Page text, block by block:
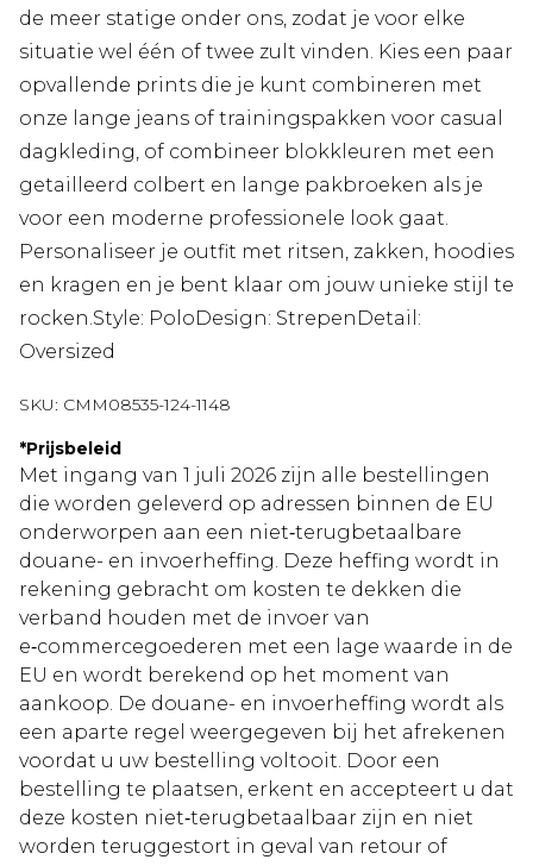
de meer statige onder ons, zodat je voor elke
situatie wel één of twee zult vinden. Kies een paar
opvallende prints die je kunt combineren met
onze lange jeans of trainingspakken voor casual
dagkleding, of combineer blokkleuren met een
getailleerd colbert en lange pakbroeken als je
voor een moderne professionele look gaat.
Personaliseer je outfit met ritsen, zakken, hoodies
en kragen en je bent klaar om jouw unieke stijl te
rocken.Style: PoloDesign: StrepenDetail:
Oversized
SKU: CMM08535-124-1148
*Prijsbeleid
Met ingang van 1 juli 2026 zijn alle bestellingen
die worden geleverd op adressen binnen de EU
onderworpen aan een niet‑terugbetaalbare
douane- en invoerheffing. Deze heffing wordt in
rekening gebracht om kosten te dekken die
verband houden met de invoer van
e‑commercegoederen met een lage waarde in de
EU en wordt berekend op het moment van
aankoop. De douane- en invoerheffing wordt als
een aparte regel weergegeven bij het afrekenen
voordat u uw bestelling voltooit. Door een
bestelling te plaatsen, erkent en accepteert u dat
deze kosten niet‑terugbetaalbaar zijn en niet
worden teruggestort in geval van retour of